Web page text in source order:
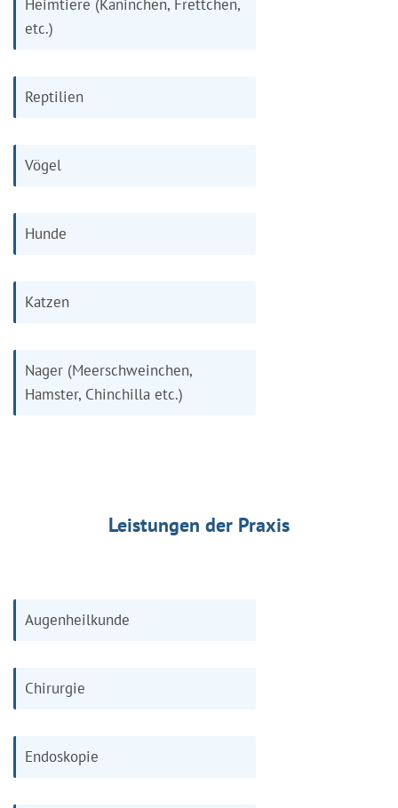
Heimtiere (Kaninchen, Frettchen,
etc.)
Reptilien
Vögel
Hunde
Katzen
Nager (Meerschweinchen,
Hamster, Chinchilla etc.)
Leistungen der Praxis
Augenheilkunde
Chirurgie
Endoskopie